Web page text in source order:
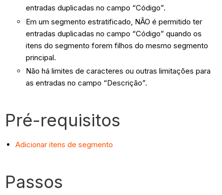
entradas duplicadas no campo “Código”.
Em um segmento estratificado, NÃO é permitido ter
entradas duplicadas no campo “Código” quando os
itens do segmento forem filhos do mesmo segmento
principal.
Não há limites de caracteres ou outras limitações para
as entradas no campo “Descrição”.
Pré-requisitos
Adicionar itens de segmento
Passos